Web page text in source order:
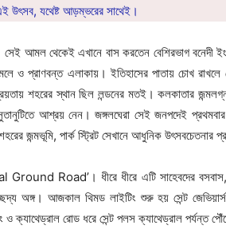
উৎসব, যথেষ্ট আড়ম্ভরের সাথেই।
সেই আমল থেকেই এখানে বাস করতেন বেশিরভাগ
ও প্রাণবন্ত এলাকায়। ইতিহাসের পাতায় চোখ রাখলে
শহরের স্থান ছিল লন্ডনের মতই। কলকাতার
আশ্রয় নেন। জঙ্গলঘেরা সেই জনপদেই
জন্মভূমি, পার্ক স্ট্রিট সেখানে আধুনিক উৎসবচেতনার
Ground Road’। ধীরে ধীরে এটি সাহেবদের বসবাস,
অঙ্গ। আজকাল থিমড লাইটিং শুরু হয় সেন্ট
ও ক্যাথেড্রাল রোড ধরে সেন্ট পলস ক্যাথেড্রাল পর্যন্ত